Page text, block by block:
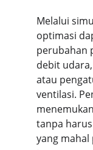
Melalui
optimasi
perubahan
debit
atau
ventilasi.
tanpa
yang mahal